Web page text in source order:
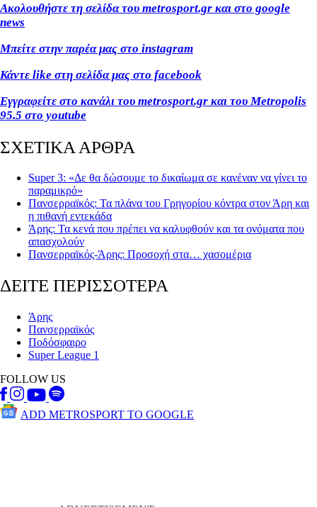
Ακολουθήστε τη σελίδα του metrosport.gr και στο google
news
Μπείτε στην παρέα μας στο instagram
Κάντε like στη σελίδα μας στο facebook
Εγγραφείτε στο κανάλι του metrosport.gr και του Metropolis
95.5 στο youtube
ΣΧΕΤΙΚΑ ΑΡΘΡΑ
Super 3: «Δε θα δώσουμε το δικαίωμα σε κανέναν να γίνει το
παραμικρό»
Πανσερραϊκός: Τα πλάνα του Γρηγορίου κόντρα στον Άρη και
η πιθανή εντεκάδα
Άρης: Τα κενά που πρέπει να καλυφθούν και τα ονόματα που
απασχολούν
Πανσερραϊκός-Άρης: Προσοχή στα… χασομέρια
ΔΕΙΤΕ ΠΕΡΙΣΣΟΤΕΡΑ
Άρης
Πανσερραϊκός
Ποδόσφαιρο
Super League 1
FOLLOW US
ADD METROSPORT TO GOOGLE